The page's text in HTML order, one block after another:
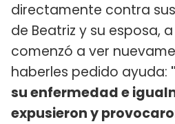
directamente contra
de Beatriz y su esposa,
comenzó a ver
haberles pedido ayuda:
su enfermedad e
expusieron y